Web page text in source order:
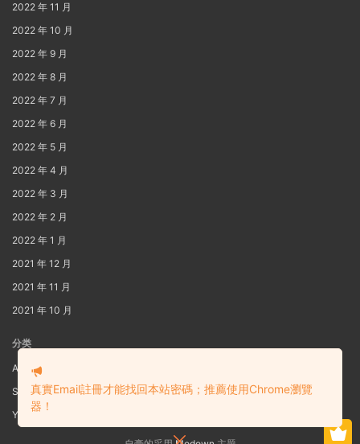
2022 年 11 月
2022 年 10 月
2022 年 9 月
2022 年 8 月
2022 年 7 月
2022 年 6 月
2022 年 5 月
2022 年 4 月
2022 年 3 月
2022 年 2 月
2022 年 1 月
2021 年 12 月
2021 年 11 月
2021 年 10 月
分类
AIG
S3
Yaoi
真實Email註冊才能找回本站密碼；推薦使用Chrome瀏覽
器！